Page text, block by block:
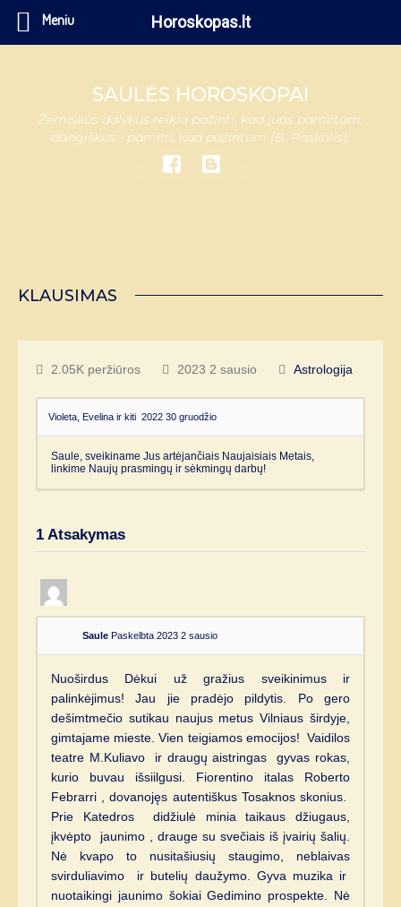
SAULĖS HOROSKOPAI
Žemiškus dalykus reikia pažinti, kad juos pamiltum,
dangiškus - pamilti, kad pažintum (B. Paskalis).
KLAUSIMAS
2.05K peržiūros 2023 2 sausio Astrologija
Violeta, Evelina ir kiti 2022 30 gruodžio
Saule, sveikiname Jus artėjančiais Naujaisiais Metais,
linkime Naujų prasmingų ir sėkmingų darbų!
1 Atsakymas
Saule Paskelbta 2023 2 sausio
Nuoširdus Dėkui už gražius sveikinimus ir
palinkėjimus! Jau jie pradėjo pildytis. Po gero
dešimtmečio sutikau naujus metus Vilniaus širdyje,
gimtajame mieste. Vien teigiamos emocijos! Vaidilos
teatre M.Kuliavo ir draugų aistringas gyvas rokas,
kurio buvau išsiilgusi. Fiorentino italas Roberto
Febrarri , dovanojęs autentiškus Tosaknos skonius.
Prie Katedros didžiulė minia taikaus džiugaus,
įkvėpto jaunimo , drauge su svečiais iš įvairių šalių.
Nė kvapo to nusitašiusių staugimo, neblaivas
svirduliavimo ir butelių daužymo. Gyva muzika ir
nuotaikingi jaunimo šokiai Gedimino prospekte. Nė
Meniu Horoskopas.lt